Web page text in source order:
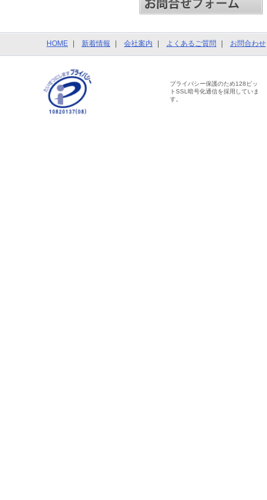
HOME 新着情報 会社案内 よくあるご質問 お問合わせ
プライバシー保護のため128ビッ
トSSL暗号化通信を採用していま
す。